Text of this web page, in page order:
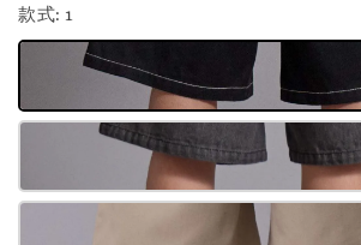
款式: 1